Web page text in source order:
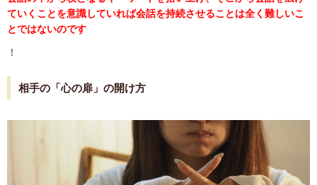
ていくことを意識していれば会話を持続させることは全く難しいこ
とではないのです
！
相手の「心の扉」の開け方